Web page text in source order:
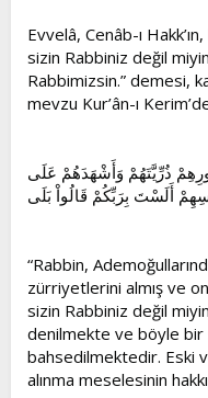
Evvelâ, Cenâb-ı
sizin Rabbiniz değil
Rabbimizsin.” demesi,
mevzu Kur’ân-ı
ذُرِّيَّتَهُمْ وَأَشْهَدَهُمْ عَلَى
أَلَسْتَ بِرَبِّكُمْ قَالُواْ بَلَى
“Rabbin,
zürriyetlerini almış ve
sizin Rabbiniz değil
denilmekte ve böyle bir
bahsedilmektedir. Eski
alınma meselesinin